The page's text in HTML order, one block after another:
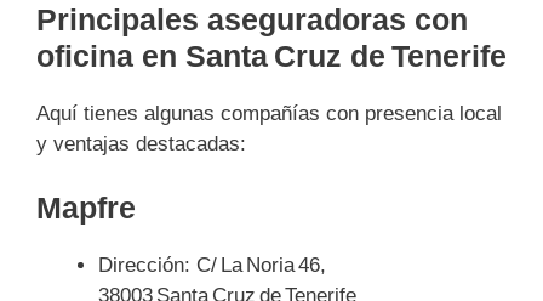
Principales aseguradoras con
oficina en Santa Cruz de Tenerife
Aquí tienes algunas compañías con presencia local
y ventajas destacadas:
Mapfre
Dirección: C/ La Noria 46,
38003 Santa Cruz de Tenerife